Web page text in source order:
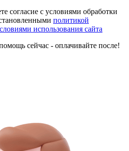
согласие с условиями обработки
политикой
использования сайта
сейчас - оплачивайте после!